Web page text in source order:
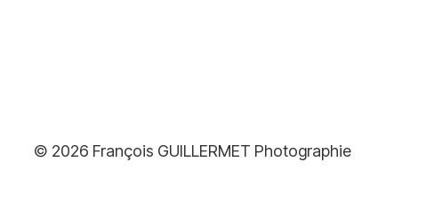
© 2026 François GUILLERMET Photographie